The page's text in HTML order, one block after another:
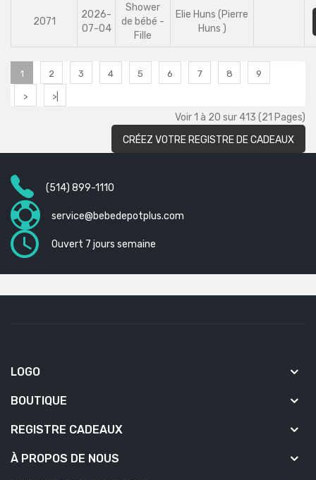
2071
2026-
07-04
Shower
de bébé -
Fille
Elie Huns (Pierre
Huns )
1 2 3 4 5 6 7 8 9
> >|
Voir 1 à 20 sur 413 (21 Pages)
CRÉEZ VOTRE REGISTRE DE CADEAUX
(514) 899-1110
service@bebedepotplus.com
Ouvert 7 jours semaine
LOGO
BOUTIQUE
REGISTRE CADEAUX
À PROPOS DE NOUS